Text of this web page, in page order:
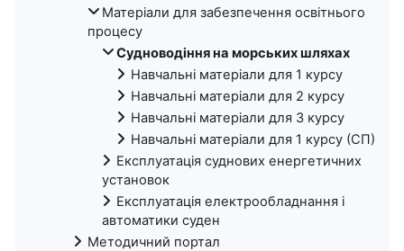
Матеріали для забезпечення освітнього
процесу
Судноводіння на морських шляхах
Навчальні матеріали для 1 курсу
Навчальні матеріали для 2 курсу
Навчальні матеріали для 3 курсу
Навчальні матеріали для 1 курсу (СП)
Експлуатація суднових енергетичних
установок
Експлуатація електрообладнання і
автоматики суден
Методичний портал